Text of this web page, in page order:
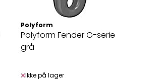
Polyform
Polyform Fender G-serie
grå
Ikke på lager